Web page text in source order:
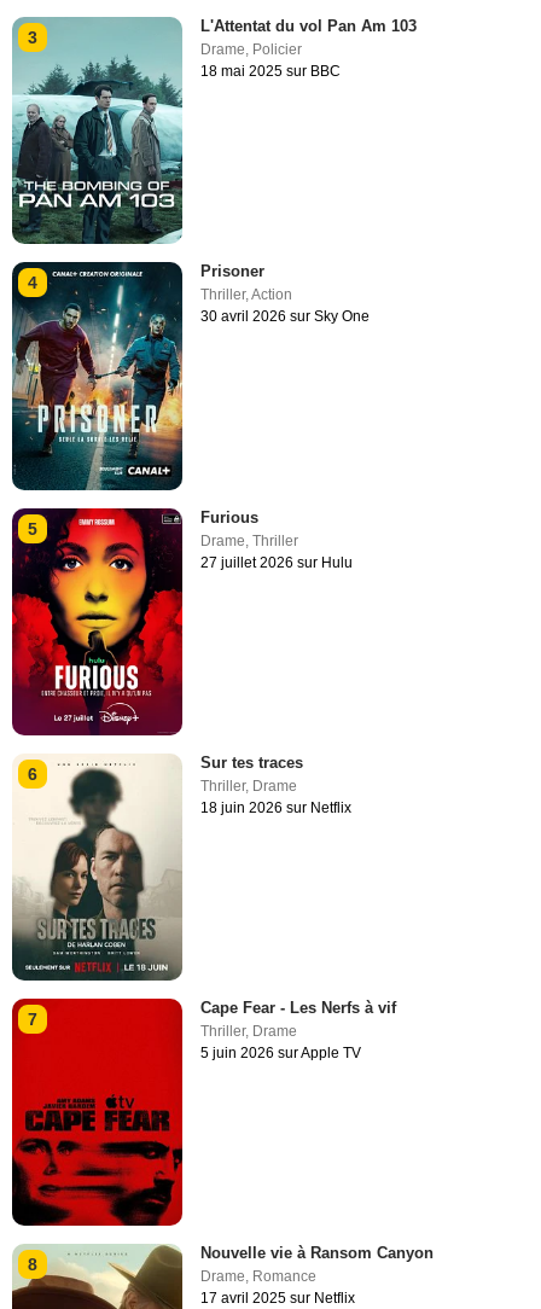
3
L'Attentat du vol Pan Am 103
Drame, Policier
18 mai 2025 sur BBC
4
Prisoner
Thriller,Action
30 avril 2026 sur Sky One
5
Furious
Drame ,Thriller
27 juillet 2026 sur Hulu
6
Sur tes traces
Thriller, Drame
18 juin 2026 sur Netflix
7
Cape Fear - Les Nerfs à vif
Thriller, Drame
5 juin 2026 sur Apple TV
8
Nouvelle vie à Ransom Canyon
Drame, Romance
17 avril 2025 sur Netflix